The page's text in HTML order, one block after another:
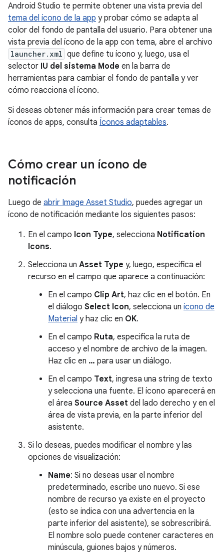
Android Studio te permite obtener una vista previa del
tema del ícono de la app y probar cómo se adapta al
color del fondo de pantalla del usuario. Para obtener una
vista previa del ícono de la app con tema, abre el archivo
launcher.xml que define tu ícono y, luego, usa el
selector IU del sistema Mode en la barra de
herramientas para cambiar el fondo de pantalla y ver
cómo reacciona el ícono.
Si deseas obtener más información para crear temas de
íconos de apps, consulta Íconos adaptables.
Cómo crear un ícono de
notificación
Luego de abrir Image Asset Studio, puedes agregar un
ícono de notificación mediante los siguientes pasos:
En el campo Icon Type, selecciona Notification
Icons.
Selecciona un Asset Type y, luego, especifica el
recurso en el campo que aparece a continuación:
En el campo Clip Art, haz clic en el botón. En
el diálogo Select Icon, selecciona un ícono de
Material y haz clic en OK.
En el campo Ruta, especifica la ruta de
acceso y el nombre de archivo de la imagen.
Haz clic en … para usar un diálogo.
En el campo Text, ingresa una string de texto
y selecciona una fuente. El ícono aparecerá en
el área Source Asset del lado derecho y en el
área de vista previa, en la parte inferior del
asistente.
Si lo deseas, puedes modificar el nombre y las
opciones de visualización:
Name: Si no deseas usar el nombre
predeterminado, escribe uno nuevo. Si ese
nombre de recurso ya existe en el proyecto
(esto se indica con una advertencia en la
parte inferior del asistente), se sobrescribirá.
El nombre solo puede contener caracteres en
minúscula, guiones bajos y números.